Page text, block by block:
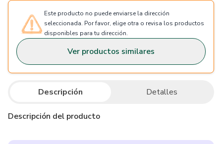
Este producto no puede enviarse la dirección
seleccionada. Por favor, elige otra o revisa los productos
disponibles para tu dirección.
Ver productos similares
Descripción Detalles
Descripción del producto